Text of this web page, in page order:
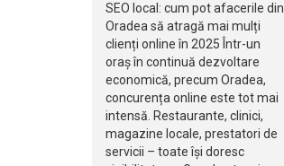
SEO local: cum pot afacerile din
Oradea să atragă mai mulți
clienți online în 2025 Într-un
oraș în continuă dezvoltare
economică, precum Oradea,
concurența online este tot mai
intensă. Restaurante, clinici,
magazine locale, prestatori de
servicii – toate își doresc